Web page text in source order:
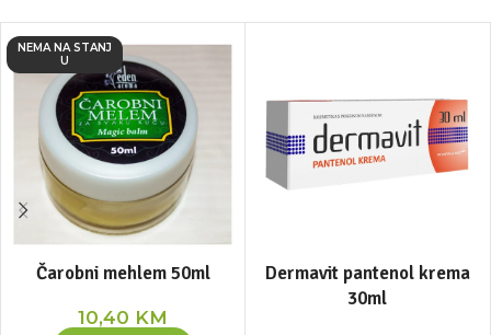
NEMA NA STANJ
U
Čarobni mehlem 50ml
10,40 KM
Dermavit pantenol krema
30ml